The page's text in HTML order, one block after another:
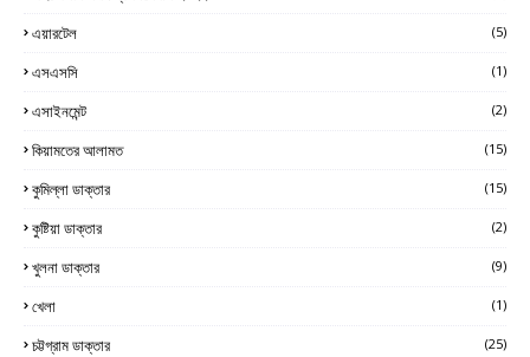
এয়ারটেল (5)
এসএসসি (1)
এসাইনমেন্ট (2)
কিয়ামতের আলামত (15)
কুমিল্লা ডাক্তার (15)
কুষ্টিয়া ডাক্তার (2)
খুলনা ডাক্তার (9)
খেলা (1)
চট্টগ্রাম ডাক্তার (25)